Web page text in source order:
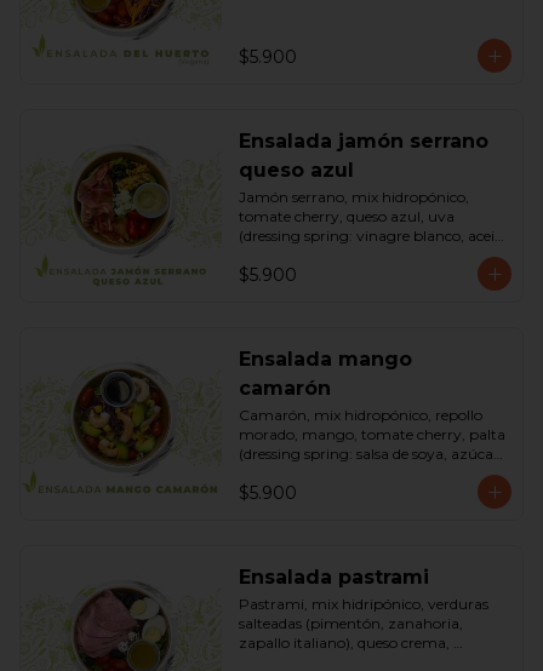
dressing: vinagreta, mostaza (vinagre
blanco, mostaza, azúcar). Bowl.
$5.900
Ensalada jamón serrano
queso azul
Jamón serrano, mix hidropónico,
tomate cherry, queso azul, uva
(dressing spring: vinagre blanco, aceite
$5.900
Ensalada mango
camarón
Camarón, mix hidropónico, repollo
morado, mango, tomate cherry, palta
(dressing spring: salsa de soya, azúcar,
$5.900
Ensalada pastrami
Pastrami, mix hidripónico, verduras
salteadas (pimentón, zanahoria,
zapallo italiano), queso crema,